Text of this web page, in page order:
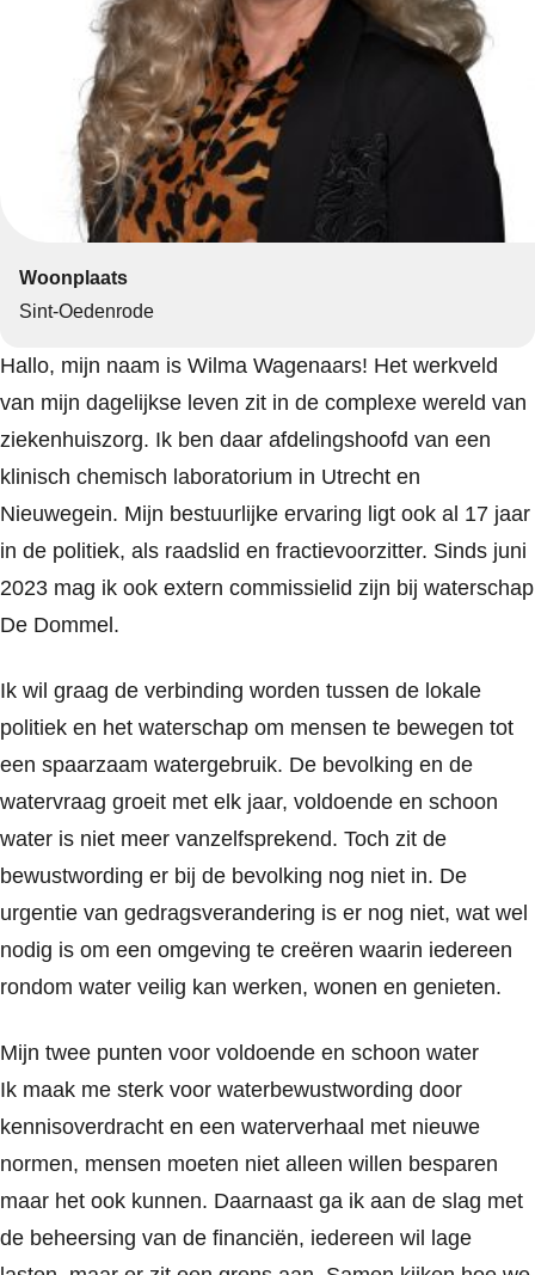
Woonplaats
Sint-Oedenrode
Hallo, mijn naam is Wilma Wagenaars! Het werkveld
van mijn dagelijkse leven zit in de complexe wereld van
ziekenhuiszorg. Ik ben daar afdelingshoofd van een
klinisch chemisch laboratorium in Utrecht en
Nieuwegein. Mijn bestuurlijke ervaring ligt ook al 17 jaar
in de politiek, als raadslid en fractievoorzitter. Sinds juni
2023 mag ik ook extern commissielid zijn bij waterschap
De Dommel.
Ik wil graag de verbinding worden tussen de lokale
politiek en het waterschap om mensen te bewegen tot
een spaarzaam watergebruik. De bevolking en de
watervraag groeit met elk jaar, voldoende en schoon
water is niet meer vanzelfsprekend. Toch zit de
bewustwording er bij de bevolking nog niet in. De
urgentie van gedragsverandering is er nog niet, wat wel
nodig is om een omgeving te creëren waarin iedereen
rondom water veilig kan werken, wonen en genieten.
Mijn twee punten voor voldoende en schoon water
Ik maak me sterk voor waterbewustwording door
kennisoverdracht en een waterverhaal met nieuwe
normen, mensen moeten niet alleen willen besparen
maar het ook kunnen. Daarnaast ga ik aan de slag met
de beheersing van de financiën, iedereen wil lage